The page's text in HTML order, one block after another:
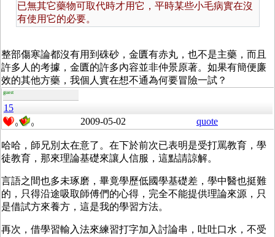
已無其它藥物可取代時才用它，平時某些小毛病實在沒
有使用它的必要。
整部傷寒論都沒有用到硃砂，金匱有赤丸，也不是主藥，而且
許多人的考據，金匱的許多內容並非仲景原著。如果有簡便廉
效的其他方藥，我個人實在想不通為何要冒險一試？
guest
15
0 0 2009-05-02 quote
哈哈，師兄別太在意了。在下於前次已表明是受打罵教育，學
徒教育，那來理論基礎來讓人信服，這點請諒解。
言語之間也多未琢磨，畢竟學歷低國學基礎差，學中醫也挺難
的，只得沿途吸取師傅們的心得，完全不能提供理論來源，只
是借試方來養方，這是我的學習方法。
再次，借學習輸入法來練習打字加入討論串，吐吐口水，不受